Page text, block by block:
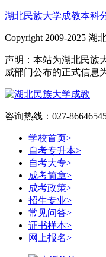
湖北民族大学成教本科
Copyright 2009-2025 湖
声明：本站为湖北民族
威部门公布的正式信息
咨询热线：027-
学校首页>
自考专升本>
自考大专>
成考简章>
成考政策>
招生专业>
常见问答>
证书样本>
网上报名>